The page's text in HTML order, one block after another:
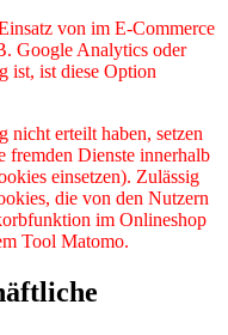
von im E-Commerce
Google Analytics oder
ist, ist diese Option
erteilt haben, setzen
fremden Dienste innerhalb
einsetzen). Zulässig
die von den Nutzern
im Onlineshop
Tool Matomo.